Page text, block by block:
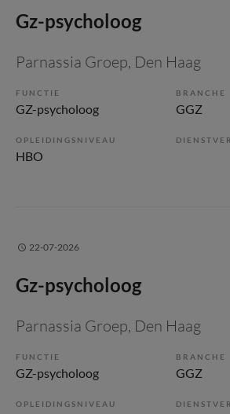
Gz-psycholoog
Parnassia Groep, Den Haag
FUNCTIE
GZ-psycholoog
BRANCHE
GGZ
OPLEIDINGSNIVEAU
HBO
22-07-2026
Gz-psycholoog
Parnassia Groep, Den Haag
FUNCTIE
GZ-psycholoog
BRANCHE
GGZ
OPLEIDINGSNIVEAU